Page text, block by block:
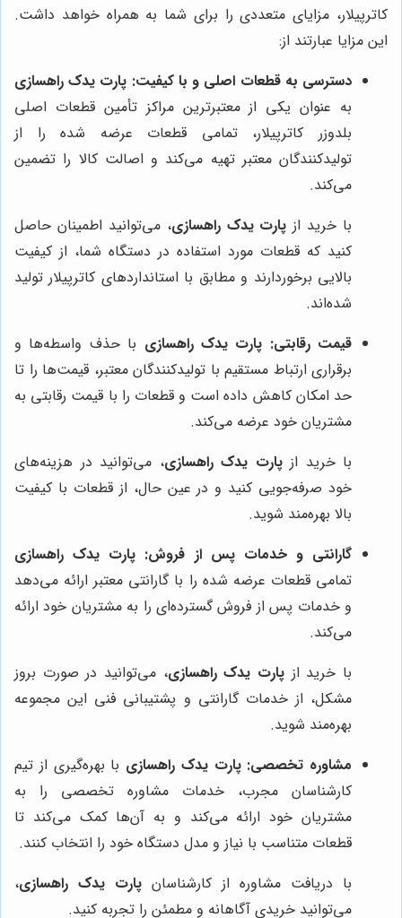
کاترپیلار، مزایای متعددی را برای شما به همراه خواهد داشت.
این مزایا عبارتند از:
دسترسی به قطعات اصلی و با کیفیت: پارت یدک راهسازی
به عنوان یکی از معتبرترین مراکز تأمین قطعات اصلی
بلدوزر کاترپیلار، تمامی قطعات عرضه شده را از
تولیدکنندگان معتبر تهیه می‌کند و اصالت کالا را تضمین
می‌کند.
با خرید از پارت یدک راهسازی، می‌توانید اطمینان حاصل
کنید که قطعات مورد استفاده در دستگاه شما، از کیفیت
بالایی برخوردارند و مطابق با استانداردهای کاترپیلار تولید
شده‌اند.
قیمت رقابتی: پارت یدک راهسازی با حذف واسطه‌ها و
برقراری ارتباط مستقیم با تولیدکنندگان معتبر، قیمت‌ها را تا
حد امکان کاهش داده است و قطعات را با قیمت رقابتی به
مشتریان خود عرضه می‌کند.
با خرید ازپارت یدک راهسازی، می‌توانید در هزینه‌های
خود صرفه‌جویی کنید و در عین حال، از قطعات با کیفیت
بالا بهره‌مند شوید.
گارانتی و خدمات پس از فروش: پارت یدک راهسازی
تمامی قطعات عرضه شده را با گارانتی معتبر ارائه می‌دهد
و خدمات پس از فروش گسترده‌ای را به مشتریان خود ارائه
می‌کند.
با خرید از پارت یدک راهسازی، می‌توانید در صورت بروز
مشکل، از خدمات گارانتی و پشتیبانی فنی این مجموعه
بهره‌مند شوید.
مشاوره تخصصی: پارت یدک راهسازی با بهره‌گیری از تیم
کارشناسان مجرب، خدمات مشاوره تخصصی را به
مشتریان خود ارائه می‌کند و به آن‌ها کمک می‌کند تا
قطعات متناسب با نیاز و مدل دستگاه خود را انتخاب کنند.
با دریافت مشاوره از کارشناسان پارت یدک راهسازی،
می‌توانید خریدی آگاهانه و مطمئن را تجربه کنید.